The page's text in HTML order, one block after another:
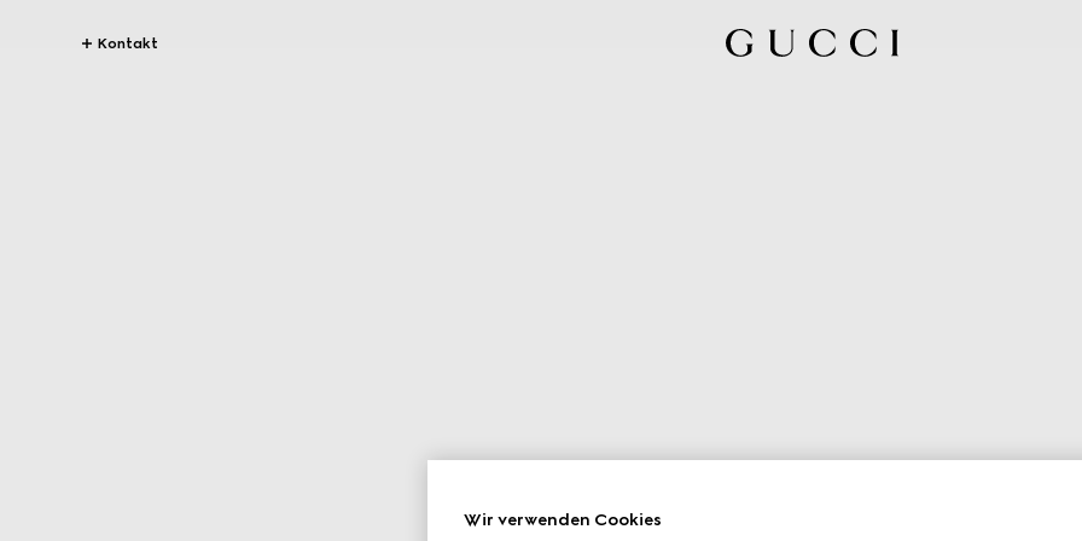
Kontakt
Wir verwenden Cookies